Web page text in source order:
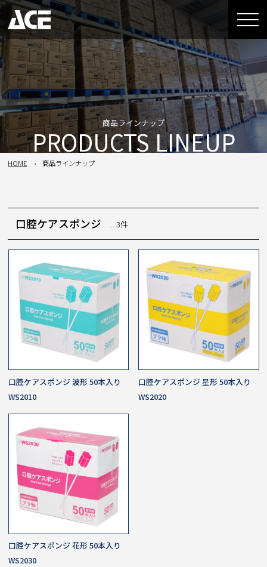
商品ラインナップ
PRODUCTS LINEUP
HOME 商品ラインナップ
口腔ケアスポンジ ... 3件
口腔ケアスポンジ 波形 50本入り
WS2010
口腔ケアスポンジ 星形 50本入り
WS2020
口腔ケアスポンジ 花形 50本入り
WS2030